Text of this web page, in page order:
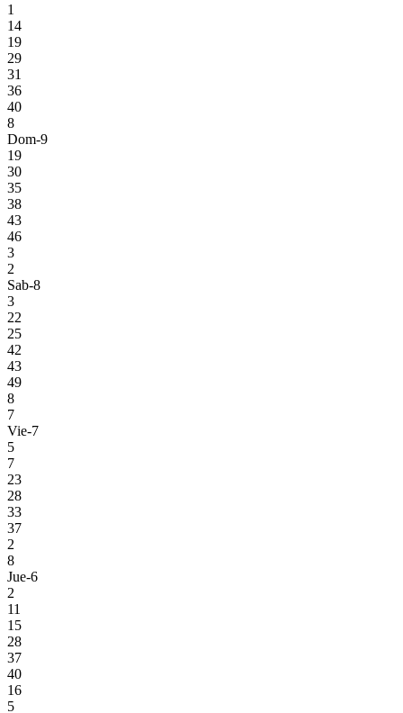
1
14
19
29
31
36
40
8
Dom-9
19
30
35
38
43
46
3
2
Sab-8
3
22
25
42
43
49
8
7
Vie-7
5
7
23
28
33
37
2
8
Jue-6
2
11
15
28
37
40
16
5